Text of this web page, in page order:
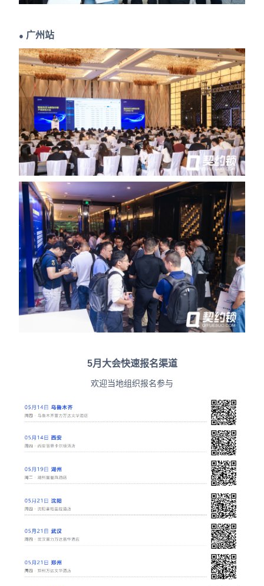
● 广州站
5月大会快速报名渠道
欢迎当地组织报名参与